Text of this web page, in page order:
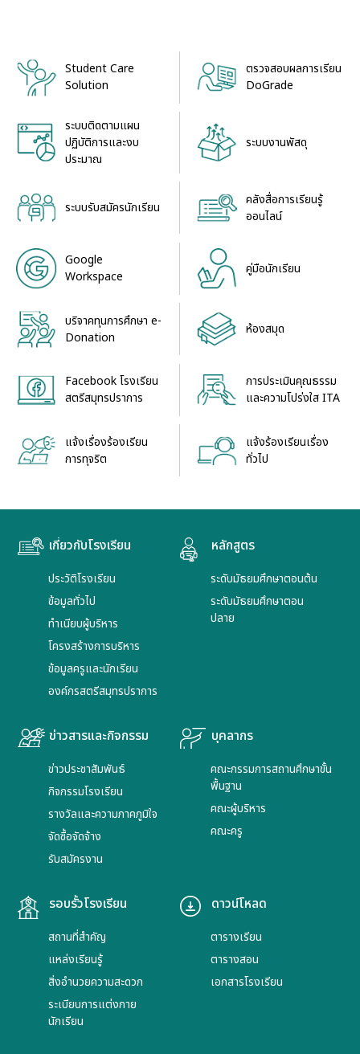
Student Care
Solution
ตรวจสอบผลการเรียน
DoGrade
ระบบติดตามแผน
ปฏิบัติการและงบ
ประมาณ
ระบบงานพัสดุ
ระบบรับสมัครนักเรียน
คลังสื่อการเรียนรู้
ออนไลน์
Google
Workspace
คู่มือนักเรียน
บริจาคทุนการศึกษา e-
Donation
ห้องสมุด
Facebook โรงเรียน
สตรีสมุทรปราการ
การประเมินคุณธรรม
และความโปร่งใส ITA
แจ้งเรื่องร้องเรียน
การทุจริต
แจ้งร้องเรียนเรื่อง
ทั่วไป
เกี่ยวกับโรงเรียน
ประวัติโรงเรียน
ข้อมูลทั่วไป
ทำเนียบผู้บริหาร
โครงสร้างการบริหาร
ข้อมูลครูและนักเรียน
องค์กรสตรีสมุทรปราการ
หลักสูตร
ระดับมัธยมศึกษาตอนต้น
ระดับมัธยมศึกษาตอน
ปลาย
ข่าวสารและกิจกรรม
ข่าวประชาสัมพันธ์
กิจกรรมโรงเรียน
รางวัลและความภาคภูมิใจ
จัดซื้อจัดจ้าง
รับสมัครงาน
บุคลากร
คณะกรรมการสถานศึกษาขั้น
พื้นฐาน
คณะผู้บริหาร
คณะครู
รอบรั้วโรงเรียน
สถานที่สำคัญ
แหล่งเรียนรู้
สิ่งอำนวยความสะดวก
ระเบียบการแต่งกาย
นักเรียน
ดาวน์โหลด
ตารางเรียน
ตารางสอน
เอกสารโรงเรียน